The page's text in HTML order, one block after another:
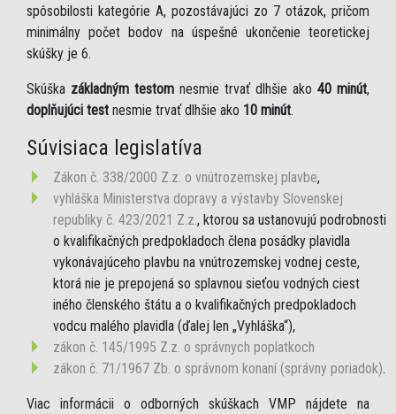
spôsobilosti kategórie A, pozostávajúci zo 7 otázok, pričom
minimálny počet bodov na úspešné ukončenie teoretickej
skúšky je 6.
Skúška základným testom nesmie trvať dlhšie ako 40 minút,
doplňujúci test nesmie trvať dlhšie ako 10 minút.
Súvisiaca legislatíva
Zákon č. 338/2000 Z.z. o vnútrozemskej plavbe,
vyhláška Ministerstva dopravy a výstavby Slovenskej
republiky č. 423/2021 Z.z., ktorou sa ustanovujú podrobnosti
o kvalifikačných predpokladoch člena posádky plavidla
vykonávajúceho plavbu na vnútrozemskej vodnej ceste,
ktorá nie je prepojená so splavnou sieťou vodných ciest
iného členského štátu a o kvalifikačných predpokladoch
vodcu malého plavidla (ďalej len „Vyhláška“),
zákon č. 145/1995 Z.z. o správnych poplatkoch
zákon č. 71/1967 Zb. o správnom konaní (správny poriadok).
Viac informácii o odborných skúškach VMP nájdete na